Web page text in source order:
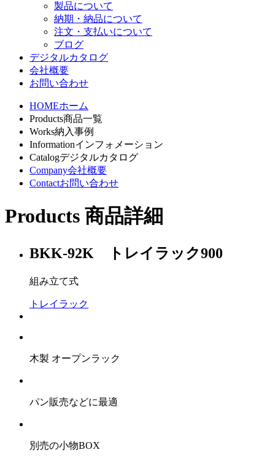
製品について
納期・納品について
注文・支払いについて
ブログ
デジタルカタログ
会社概要
お問い合わせ
HOMEホーム
Products商品一覧
Works納入事例
Informationインフォメーション
Catalogデジタルカタログ
Company会社概要
Contactお問い合わせ
Products 商品詳細
BKK-92K トレイラック900
組み立て式
トレイラック
木製 オープンラック
パン販売などに最適
別売の小物BOX